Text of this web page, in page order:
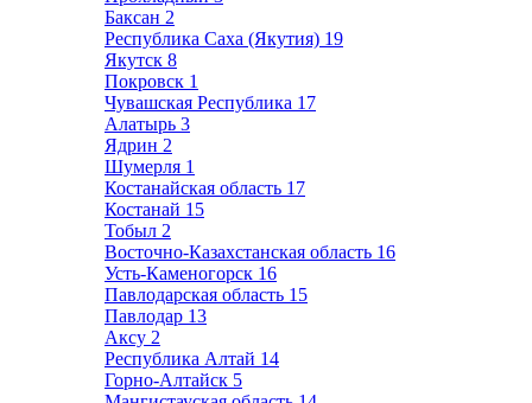
Баксан 2
Республика Саха (Якутия) 19
Якутск 8
Покровск 1
Чувашская Республика 17
Алатырь 3
Ядрин 2
Шумерля 1
Костанайская область 17
Костанай 15
Тобыл 2
Восточно-Казахстанская область 16
Усть-Каменогорск 16
Павлодарская область 15
Павлодар 13
Аксу 2
Республика Алтай 14
Горно-Алтайск 5